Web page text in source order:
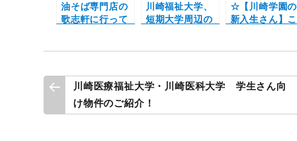
油そば専門店の
歌志軒に行って
川崎福祉大学、
短期大学周辺の
☆【川崎学園の
新入生さん】こ
投
稿
川崎医療福祉大学・川崎医科大学 学生さん向
け物件のご紹介！